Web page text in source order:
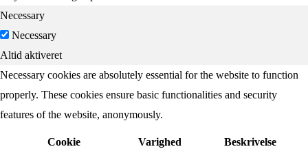
Necessary
Necessary
Altid aktiveret
Necessary cookies are absolutely essential for the website to function
properly. These cookies ensure basic functionalities and security
features of the website, anonymously.
Cookie Varighed Beskrivelse